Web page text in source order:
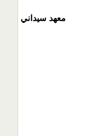
معهد سيداني